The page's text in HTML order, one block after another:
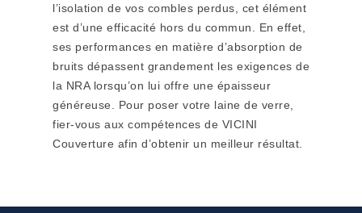
l’isolation de vos combles perdus, cet élément
est d’une efficacité hors du commun. En effet,
ses performances en matière d’absorption de
bruits dépassent grandement les exigences de
la NRA lorsqu’on lui offre une épaisseur
généreuse. Pour poser votre laine de verre,
fier-vous aux compétences de VICINI
Couverture afin d’obtenir un meilleur résultat.